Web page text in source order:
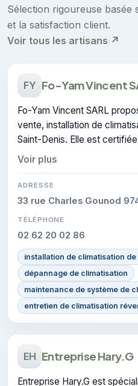
Sélection rigoureuse
et la satisfaction client.
Voir tous les artisans ↗
FY Fo-Yam Vincent
Fo-Yam Vincent SARL
vente, installation de
Saint-Denis. Elle est
conformité sur les
Voir plus
ADRESSE
33 rue Charles Gounod
TÉLÉPHONE
02 62 20 02 86
installation de climatisation de
dépannage de climatisation
maintenance de système de
entretien de climatisation
EH Entreprise Hary.G
Entreprise Hary.G est